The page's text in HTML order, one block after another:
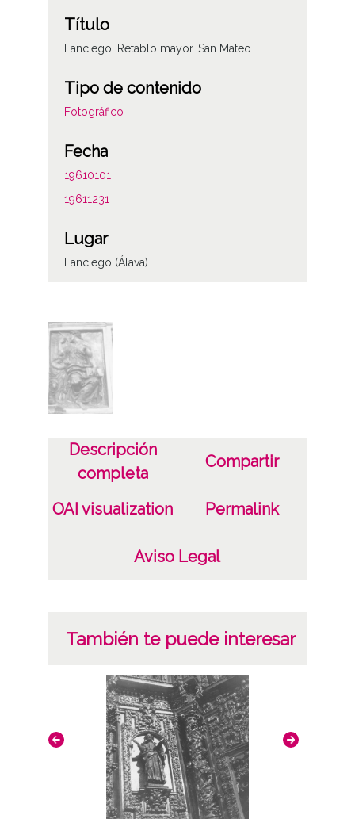
Título
Lanciego. Retablo mayor. San Mateo
Tipo de contenido
Fotográfico
Fecha
19610101
19611231
Lugar
Lanciego (Álava)
ENC-PP-00461
ENC-NP-001-039-004
Licencia de las imágenes
CC BY-NC-SA 4.0
Descripción
completa
Compartir
OAI visualization Permalink
Aviso Legal
También te puede interesar